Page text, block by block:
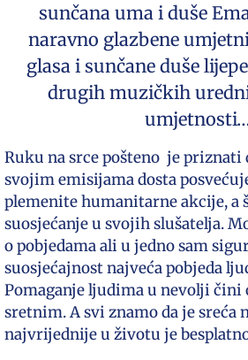
sunčana uma i duše
naravno glazbene
glasa i sunčane duše
drugih muzičkih
Ruku na srce pošteno je priznati
svojim emisijama dosta
plemenite humanitarne akcije, a
suosjećanje u svojih slušatelja.
o pobjedama ali u jedno sam
suosjećajnost najveća pobjeda
Pomaganje ljudima u nevolji čini
sretnim. A svi znamo da je sreća
najvrijednije u životu je